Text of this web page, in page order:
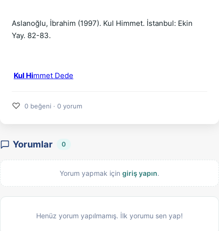
Aslanoğlu, İbrahim (1997). Kul Himmet. İstanbul: Ekin
Yay. 82-83.
Kul Himmet Dede
♡ 0 beğeni · 0 yorum
Yorumlar 0
Yorum yapmak için giriş yapın.
Henüz yorum yapılmamış. İlk yorumu sen yap!